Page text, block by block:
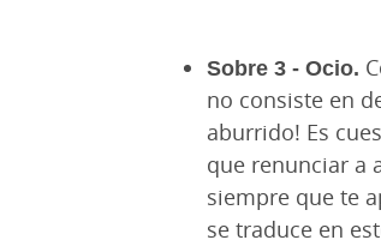
Sobre 3 - Ocio.
no consiste en
aburrido! Es
que renunciar a
siempre que te
se traduce en